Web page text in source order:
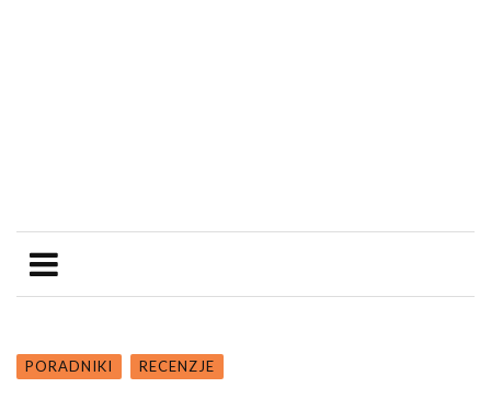
PORADNIKI RECENZJE